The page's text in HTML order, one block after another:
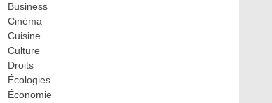
Business
Cinéma
Cuisine
Culture
Droits
Écologies
Économie